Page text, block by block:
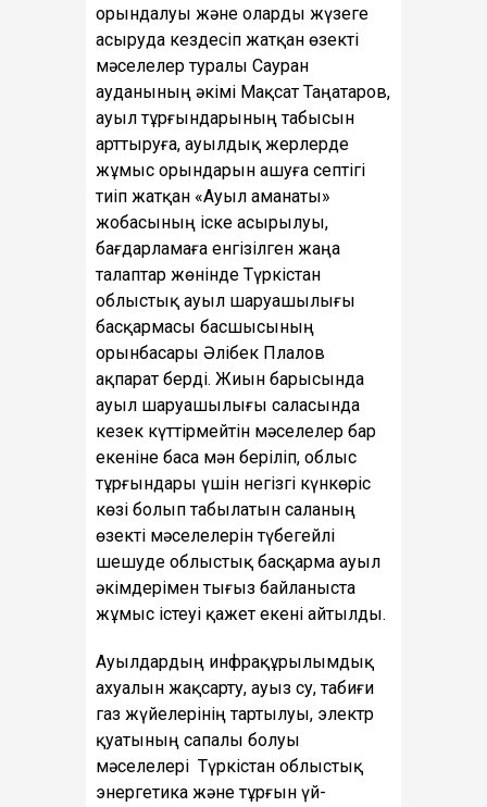
орындалуы және оларды жүзеге
асыруда кездесіп жатқан өзекті
мәселелер туралы Сауран
ауданының әкімі Мақсат Таңатаров,
ауыл тұрғындарының табысын
арттыруға, ауылдық жерлерде
жұмыс орындарын ашуға септігі
тиіп жатқан «Ауыл аманаты»
жобасының іске асырылуы,
бағдарламаға енгізілген жаңа
талаптар жөнінде Түркістан
облыстық ауыл шаруашылығы
басқармасы басшысының
орынбасары Әлібек Плалов
ақпарат берді. Жиын барысында
ауыл шаруашылығы саласында
кезек күттірмейтін мәселелер бар
екеніне баса мән беріліп, облыс
тұрғындары үшін негізгі күнкөріс
көзі болып табылатын саланың
өзекті мәселелерін түбегейлі
шешуде облыстық басқарма ауыл
әкімдерімен тығыз байланыста
жұмыс істеуі қажет екені айтылды.
Ауылдардың инфрақұрылымдық
ахуалын жақсарту, ауыз су, табиғи
газ жүйелерінің тартылуы, электр
қуатының сапалы болуы
мәселелері Түркістан облыстық
энергетика және тұрғын үй-